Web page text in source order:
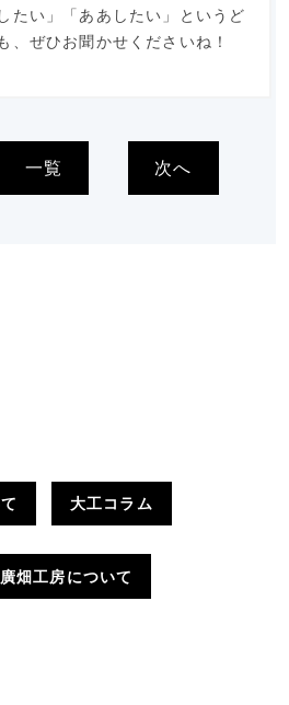
たい」「ああしたい」というど
、ぜひお聞かせくださいね！
一覧 次へ
大工コラム
廣畑工房について